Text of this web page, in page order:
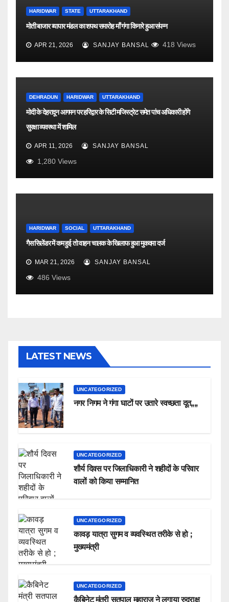
HARIDWAR STATE UTTARAKHAND
मोती बाजार व्यापार मंडल का शपथ समारोह माँ गंगा किनारे हुआ संपन्न
APR 21, 2026 SANJAY BANSAL 418 Views
DEHRADUN HARIDWAR UTTARAKHAND
मोदी के देहरादून आगमन पर हरिद्वार के सिटी मजिस्ट्रेट समेत पांच अधिकारी होंगे
सुरक्षा व्यवस्था में शामिल
APR 11, 2026 SANJAY BANSAL
1,280 Views
HARIDWAR SOCIAL UTTARAKHAND
गैस सिलेंडर में कम हुई तो वाहन चालक के खिलाफ हुआ मुकदमा दर्ज
MAR 21, 2026 SANJAY BANSAL
486 Views
LATEST NEWS
UNCATEGORIZED
नगर निगम ने गंगा घाटों पर उतारे स्वच्छता दूत,,,,
UNCATEGORIZED
शौर्य दिवस पर जिलाधिकारी ने शहीदों के परिवार
वालों को किया सम्मानित
UNCATEGORIZED
कावड़ यात्रा सुगम व व्यवस्थित तरीके से हो ;
मुख्यमंत्री
UNCATEGORIZED
कैबिनेट मंत्री सतपाल महाराज ने लगाया रुद्राक्ष